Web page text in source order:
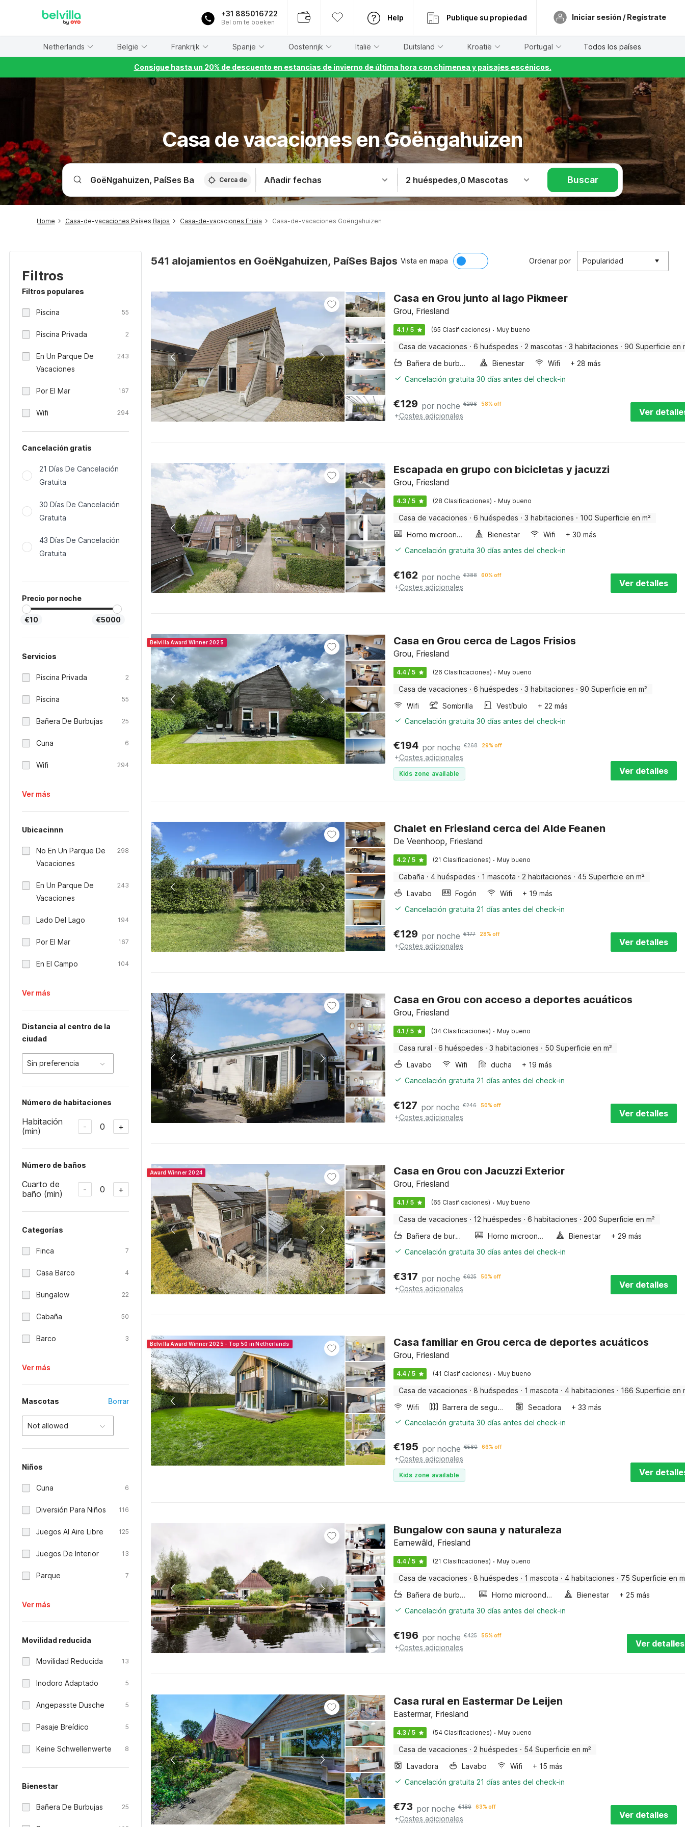
+31 885016722
Bel om te boeken
Help Publique su propiedad Iniciar sesión / Regístrate
Netherlands België Frankrijk Spanje Oostenrijk Italië Duitsland Kroatië Portugal Todos los países
Consigue hasta un 20% de descuento en estancias de invierno de última hora con chimenea y paisajes escénicos.
Casa de vacaciones en Goëngahuizen
Cerca de Añadir fechas 2 huéspedes,0 Mascotas Buscar
Home Casa-de-vacaciones Países Bajos Casa-de-vacaciones Frisia Casa-de-vacaciones Goëngahuizen
Filtros
Filtros populares
Piscina 55
Piscina Privada 2
En Un Parque De
Vacaciones
243
Por El Mar 167
Wifi 294
Cancelación gratis
21 Días De Cancelación
Gratuita
30 Días De Cancelación
Gratuita
43 Días De Cancelación
Gratuita
Precio por noche
€10 €5000
Servicios
Piscina Privada 2
Piscina 55
Bañera De Burbujas 25
Cuna 6
Wifi 294
Ver más
Ubicacinnn
No En Un Parque De
Vacaciones
298
En Un Parque De
Vacaciones
243
Lado Del Lago 194
Por El Mar 167
En El Campo 104
Ver más
Distancia al centro de la
ciudad
Sin preferencia
Número de habitaciones
Habitación
(min)
- 0 +
Número de baños
Cuarto de
baño (min)
- 0 +
Categorías
Finca 7
Casa Barco 4
Bungalow 22
Cabaña 50
Barco 3
Ver más
Mascotas Borrar
Not allowed
Niños
Cuna 6
Diversión Para Niños 116
Juegos Al Aire Libre 125
Juegos De Interior 13
Parque 7
Ver más
Movilidad reducida
Movilidad Reducida 13
Inodoro Adaptado 5
Angepasste Dusche 5
Pasaje Breídico 5
Keine Schwellenwerte 8
Bienestar
Bañera De Burbujas 25
541 alojamientos en GoëNgahuizen, PaíSes Bajos Vista en mapa Ordenar por Popularidad
Casa en Grou junto al lago Pikmeer
Grou, Friesland
4.1 / 5 (65 Clasificaciones) · Muy bueno
Casa de vacaciones · 6 huéspedes · 2 mascotas · 3 habitaciones · 90 Superficie en
Bañera de burbujas
Bienestar Wifi
+ 28 más
Cancelación gratuita 30 días antes del check-in
€129 por noche €296 58% off
+Costes adicionales Ver
Escapada en grupo con bicicletas y jacuzzi
Grou, Friesland
4.3 / 5 (28 Clasificaciones) · Muy bueno
Casa de vacaciones · 6 huéspedes · 3 habitaciones · 100 Superficie en m²
Horno microondas
Bienestar Wifi
+ 30 más
Cancelación gratuita 30 días antes del check-in
€162 por noche €388 60% off
+Costes adicionales Ver detalles
Belvilla Award Winner 2025 Casa en Grou cerca de Lagos Frisios
Grou, Friesland
4.4 / 5 (26 Clasificaciones) · Muy bueno
Casa de vacaciones · 6 huéspedes · 3 habitaciones · 90 Superficie en m²
Wifi
Sombrilla Vestíbulo
+ 22 más
Cancelación gratuita 30 días antes del check-in
€194 por noche €268 29% off
+Costes adicionales
Kids zone available Ver detalles
Chalet en Friesland cerca del Alde Feanen
De Veenhoop, Friesland
4.2 / 5 (21 Clasificaciones) · Muy bueno
Cabaña · 4 huéspedes · 1 mascota · 2 habitaciones · 45 Superficie en m²
Lavabo
Fogón Wifi
+ 19 más
Cancelación gratuita 21 días antes del check-in
€129 por noche €177 28% off
+Costes adicionales Ver detalles
Casa en Grou con acceso a deportes acuáticos
Grou, Friesland
4.1 / 5 (34 Clasificaciones) · Muy bueno
Casa rural · 6 huéspedes · 3 habitaciones · 50 Superficie en m²
Lavabo
Wifi ducha
+ 19 más
Cancelación gratuita 21 días antes del check-in
€127 por noche €246 50% off
+Costes adicionales Ver detalles
Award Winner 2024 Casa en Grou con Jacuzzi Exterior
Grou, Friesland
4.1 / 5 (65 Clasificaciones) · Muy bueno
Casa de vacaciones · 12 huéspedes · 6 habitaciones · 200 Superficie en m²
Bañera de burbujas
Horno microondas Bienestar
+ 29 más
Cancelación gratuita 30 días antes del check-in
€317 por noche €625 50% off
+Costes adicionales Ver detalles
Belvilla Award Winner 2025 - Top 50 in Netherlands Casa familiar en Grou cerca de deportes acuáticos
Grou, Friesland
4.4 / 5 (41 Clasificaciones) · Muy bueno
Casa de vacaciones · 8 huéspedes · 1 mascota · 4 habitaciones · 166 Superficie en
Wifi
Barrera de seguridad Secadora
+ 33 más
Cancelación gratuita 30 días antes del check-in
€195 por noche €560 66% off
+Costes adicionales
Kids zone available Ver
Bungalow con sauna y naturaleza
Earnewâld, Friesland
4.4 / 5 (21 Clasificaciones) · Muy bueno
Casa de vacaciones · 8 huéspedes · 1 mascota · 4 habitaciones · 75 Superficie en
Bañera de burbujas
Horno microondas Bienestar
+ 25 más
Cancelación gratuita 30 días antes del check-in
€196 por noche €425 55% off
+Costes adicionales Ver detalles
Casa rural en Eastermar De Leijen
Eastermar, Friesland
4.3 / 5 (54 Clasificaciones) · Muy bueno
Casa de vacaciones · 2 huéspedes · 54 Superficie en m²
Lavadora
Lavabo Wifi
+ 15 más
Cancelación gratuita 21 días antes del check-in
€73 por noche €189 63% off
+Costes adicionales Ver detalles